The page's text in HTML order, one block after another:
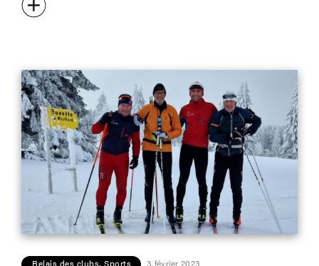
Relais des clubs, Sports 3 février 2023